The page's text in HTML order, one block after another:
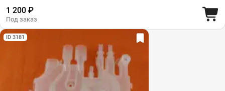
1 200 ₽
Под заказ
ID 3181